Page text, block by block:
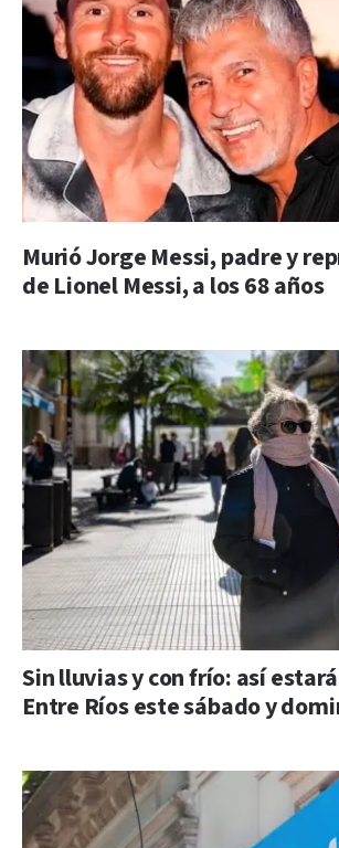
Murió Jorge Messi, padre y
de Lionel Messi, a los 68 años
Sin lluvias y con frío: así
Entre Ríos este sábado y